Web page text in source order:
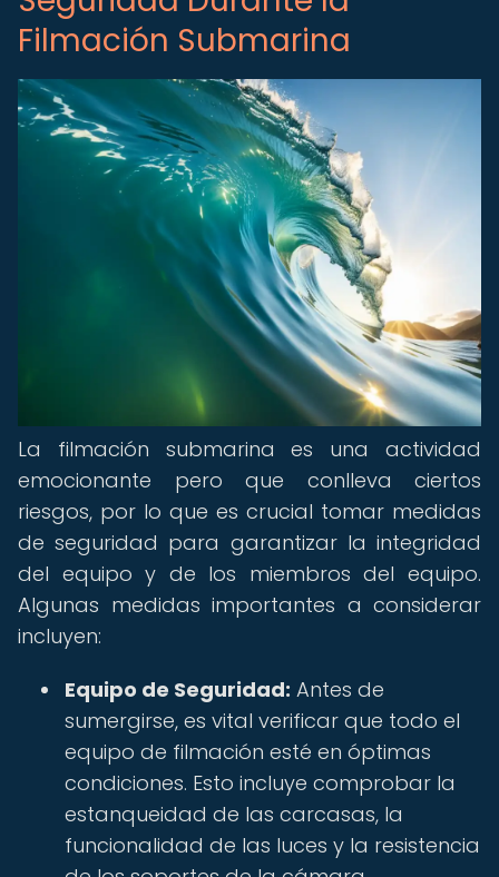
Filmación Submarina
La filmación submarina es una actividad
emocionante pero que conlleva ciertos
riesgos, por lo que es crucial tomar medidas
de seguridad para garantizar la integridad
del equipo y de los miembros del equipo.
Algunas medidas importantes a considerar
incluyen:
Equipo de Seguridad: Antes de
sumergirse, es vital verificar que todo el
equipo de filmación esté en óptimas
condiciones. Esto incluye comprobar la
estanqueidad de las carcasas, la
funcionalidad de las luces y la resistencia